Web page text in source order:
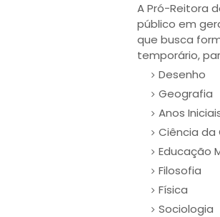
A Pró-Reitora
público em
que busca
temporário,
Desenho
Geografia
Anos
Ciência
Educação
Filosofia
Física
Sociologia